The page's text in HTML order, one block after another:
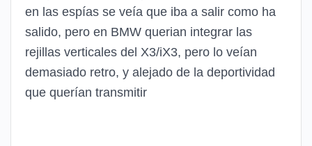
en las espías se veía que iba a salir como ha
salido, pero en BMW querian integrar las
rejillas verticales del X3/iX3, pero lo veían
demasiado retro, y alejado de la deportividad
que querían transmitir